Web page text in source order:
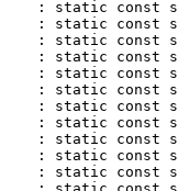
: static const
: static const
: static const
: static const
: static const
: static const
: static const
: static const
: static const
: static const
: static const